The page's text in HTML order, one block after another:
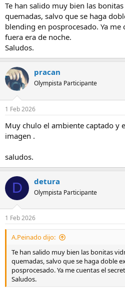
:
Te han salido muy bien las
quemadas, salvo que se haga
blending en posprocesado. Ya me
fuera era de noche.
Saludos.
pracan
Olympista Participante
1 Feb 2026
Muy chulo el ambiente captado y
imagen .
saludos.
D detura
Olympista Participante
1 Feb 2026
A.Peinado dijo:
Te han salido muy bien las bonitas
quemadas, salvo que se haga doble
posprocesado. Ya me cuentas el
Saludos.